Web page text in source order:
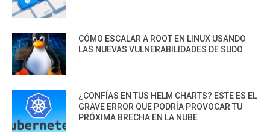
CÓMO ESCALAR A ROOT EN LINUX USANDO
LAS NUEVAS VULNERABILIDADES DE SUDO
¿CONFÍAS EN TUS HELM CHARTS? ESTE ES EL
GRAVE ERROR QUE PODRÍA PROVOCAR TU
PRÓXIMA BRECHA EN LA NUBE